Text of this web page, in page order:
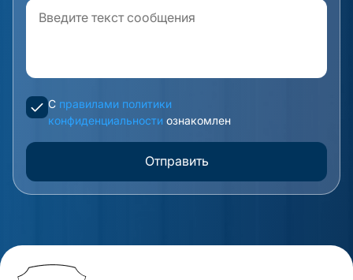
С правилами политики
конфиденциальности ознакомлен
Отправить